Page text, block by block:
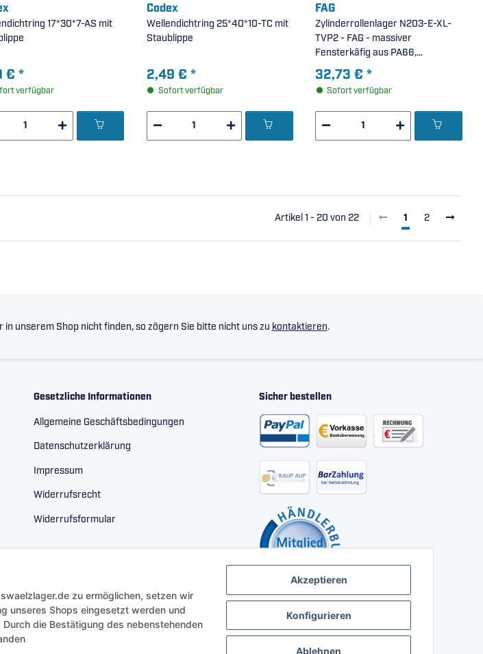
Akzeptieren
Konfigurieren
Ablehnen
zu ermöglichen, setzen wir
unseres Shops eingesetzt werden und
Durch die Bestätigung des nebenstehenden
17*30*7-AS mit
€ *
verfügbar
Codex
Wellendichtring 25*40*10-TC mit
Staublippe
2,49 € *
Sofort verfügbar
FAG
Zylinderrollenlager N203-E-XL-
TVP2 - FAG - massiver
Fensterkäfig aus PA66,
verstärkte Ausführung, X-life (
17x40x12mm )
32,73 €*
Sofort verfügbar
Artikel 1 - 20 von 22 1 2
unserem Shop nicht finden, so zögern Sie bitte nicht uns zu kontaktieren.
Gesetzliche Informationen
Allgemeine Geschäftsbedingungen
Datenschutzerklärung
Impressum
Widerrufsrecht
Widerrufsformular
Sicher bestellen